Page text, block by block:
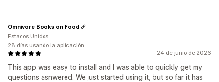
24 de junio de 2026
This app was easy to install and I was able to quickly get my
questions asnwered. We just started using it, but so far it has
Omnivore Books on Food
Estados Unidos
28 días usando la aplicación